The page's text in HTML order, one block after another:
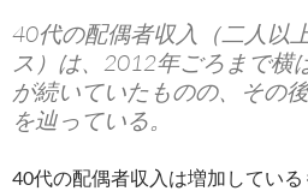
40代の配偶者収入（二人以
ス）は、2012年ごろまで横
が続いていたものの、その
を辿っている。
40代の配偶者収入は増加してい